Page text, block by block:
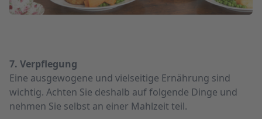
7. Verpflegung
Eine ausge­wogene und vielseitige Ernährung sind
wichtig. Achten Sie deshalb auf folgende Dinge und
nehmen Sie selbst an einer Mahl­zeit teil.